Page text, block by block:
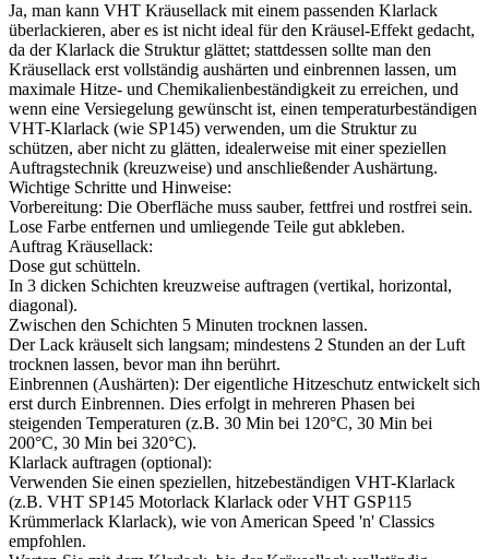
Ja, man kann VHT Kräusellack mit einem passenden Klarlack
überlackieren, aber es ist nicht ideal für den Kräusel-Effekt gedacht,
da der Klarlack die Struktur glättet; stattdessen sollte man den
Kräusellack erst vollständig aushärten und einbrennen lassen, um
maximale Hitze- und Chemikalienbeständigkeit zu erreichen, und
wenn eine Versiegelung gewünscht ist, einen temperaturbeständigen
VHT-Klarlack (wie SP145) verwenden, um die Struktur zu
schützen, aber nicht zu glätten, idealerweise mit einer speziellen
Auftragstechnik (kreuzweise) und anschließender Aushärtung.
Wichtige Schritte und Hinweise:
Vorbereitung: Die Oberfläche muss sauber, fettfrei und rostfrei sein.
Lose Farbe entfernen und umliegende Teile gut abkleben.
Auftrag Kräusellack:
Dose gut schütteln.
In 3 dicken Schichten kreuzweise auftragen (vertikal, horizontal,
diagonal).
Zwischen den Schichten 5 Minuten trocknen lassen.
Der Lack kräuselt sich langsam; mindestens 2 Stunden an der Luft
trocknen lassen, bevor man ihn berührt.
Einbrennen (Aushärten): Der eigentliche Hitzeschutz entwickelt sich
erst durch Einbrennen. Dies erfolgt in mehreren Phasen bei
steigenden Temperaturen (z.B. 30 Min bei 120°C, 30 Min bei
200°C, 30 Min bei 320°C).
Klarlack auftragen (optional):
Verwenden Sie einen speziellen, hitzebeständigen VHT-Klarlack
(z.B. VHT SP145 Motorlack Klarlack oder VHT GSP115
Krümmerlack Klarlack), wie von American Speed 'n' Classics
empfohlen.